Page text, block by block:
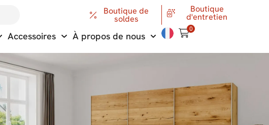
Boutique de
soldes
Boutique
d'entretien
Accessoires À propos de nous
0